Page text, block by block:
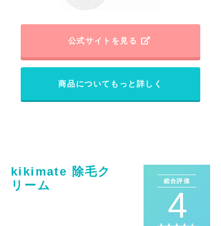
公式サイトを見る
商品についてもっと詳しく
kikimate 除毛ク
リーム
総合評価
4